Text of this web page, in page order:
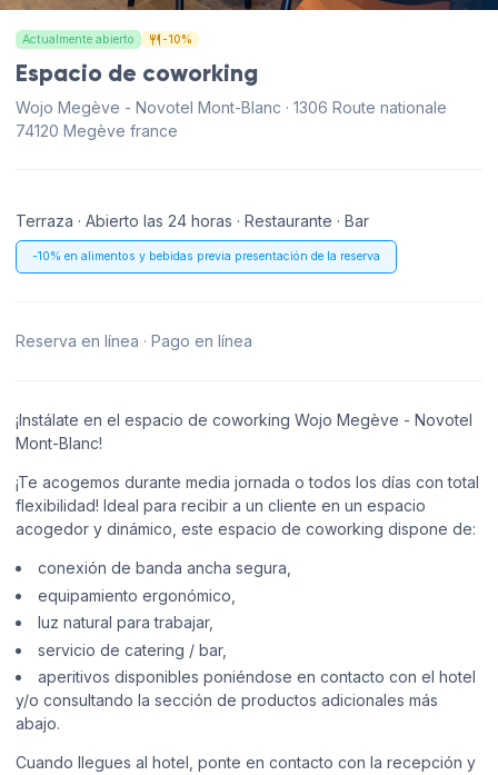
Actualmente abierto -10%
Espacio de coworking
Wojo Megève - Novotel Mont-Blanc · 1306 Route nationale
74120 Megève france
Terraza · Abierto las 24 horas · Restaurante · Bar
-10% en alimentos y bebidas previa presentación de la reserva
Reserva en línea · Pago en línea
¡Instálate en el espacio de coworking Wojo Megève - Novotel
Mont-Blanc!
¡Te acogemos durante media jornada o todos los días con total
flexibilidad! Ideal para recibir a un cliente en un espacio
acogedor y dinámico, este espacio de coworking dispone de:
conexión de banda ancha segura,
equipamiento ergonómico,
luz natural para trabajar,
servicio de catering / bar,
aperitivos disponibles poniéndose en contacto con el hotel
y/o consultando la sección de productos adicionales más
abajo.
Cuando llegues al hotel, ponte en contacto con la recepción y